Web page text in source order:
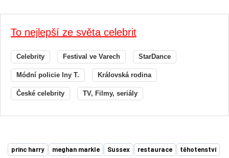
To nejlepší ze světa celebrit
Celebrity Festival ve Varech StarDance
Módní policie Iny T. Královská rodina
České celebrity TV, Filmy, seriály
princ harry meghan markle Sussex restaurace těhotenství